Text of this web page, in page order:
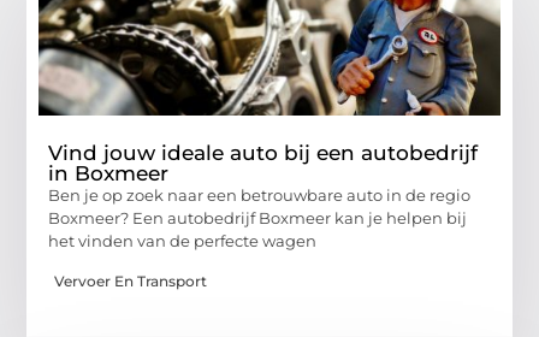
Vind jouw ideale auto bij een autobedrijf
in Boxmeer
Ben je op zoek naar een betrouwbare auto in de regio
Boxmeer? Een autobedrijf Boxmeer kan je helpen bij
het vinden van de perfecte wagen
Vervoer En Transport